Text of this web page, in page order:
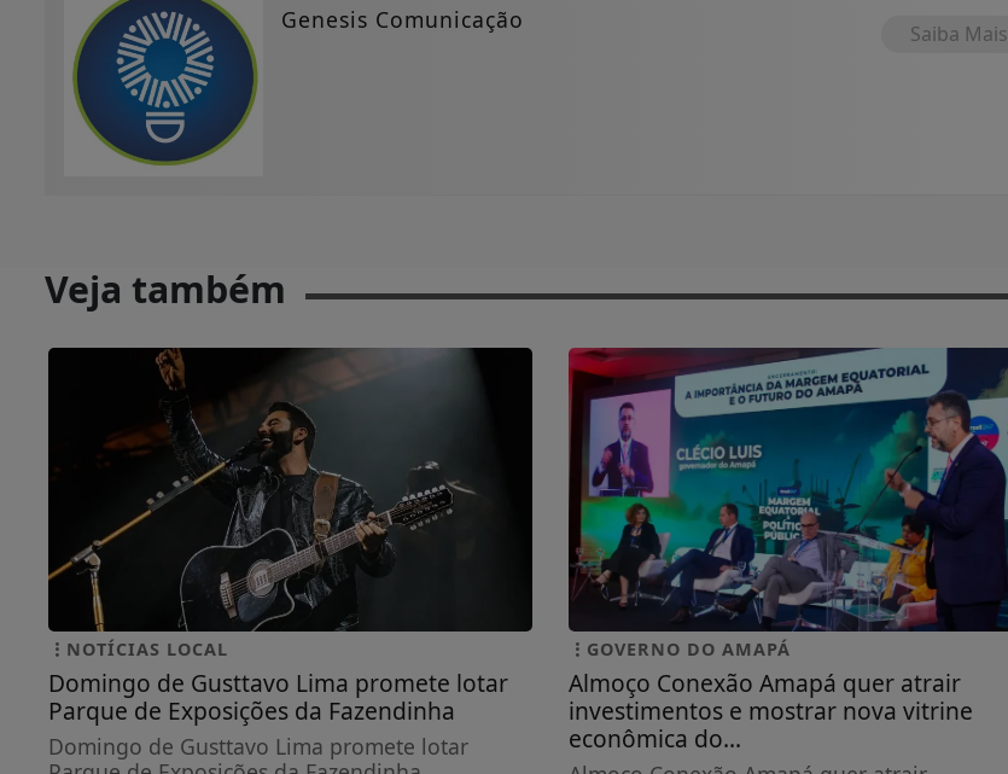
Genesis Comunicação Saiba Mais
Veja também
NOTÍCIAS LOCAL
Domingo de Gusttavo Lima promete lotar
Parque de Exposições da Fazendinha
Domingo de Gusttavo Lima promete lotar
GOVERNO DO AMAPÁ
Almoço Conexão Amapá quer atrair
investimentos e mostrar nova vitrine
econômica do...